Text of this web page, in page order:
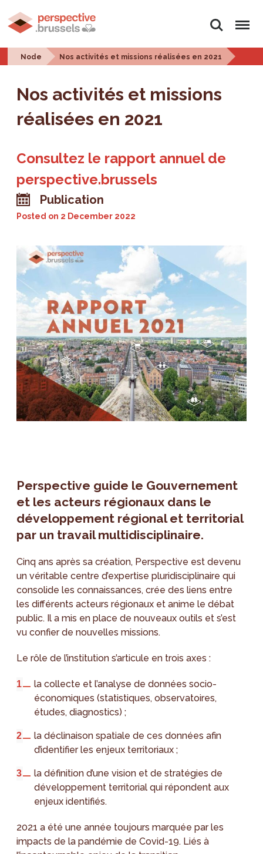
Search Menu
Node Nos activités et missions réalisées en 2021
Nos activités et missions
réalisées en 2021
Consultez le rapport annuel de
perspective.brussels
Publication
Posted on 2 December 2022
Perspective guide le Gouvernement
et les acteurs régionaux dans le
développement régional et territorial
par un travail multidisciplinaire.
Cinq ans après sa création, Perspective est devenu
un véritable centre d’expertise pluridisciplinaire qui
consolide les connaissances, crée des liens entre
les différents acteurs régionaux et anime le débat
public. Il a mis en place de nouveaux outils et s’est
vu confier de nouvelles missions.
Le rôle de l’institution s’articule en trois axes :
la collecte et l’analyse de données socio-
économiques (statistiques, observatoires,
études, diagnostics) ;
la déclinaison spatiale de ces données afin
d’identifier les enjeux territoriaux ;
la définition d’une vision et de stratégies de
développement territorial qui répondent aux
enjeux identifiés.
2021 a été une année toujours marquée par les
impacts de la pandémie de Covid-19. Liés à